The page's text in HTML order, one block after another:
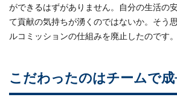
ができるはずがありません。自分の生活の
て貢献の気持ちが湧くのではないか。そう
ルコミッションの仕組みを廃止したのです。
こだわったのはチームで